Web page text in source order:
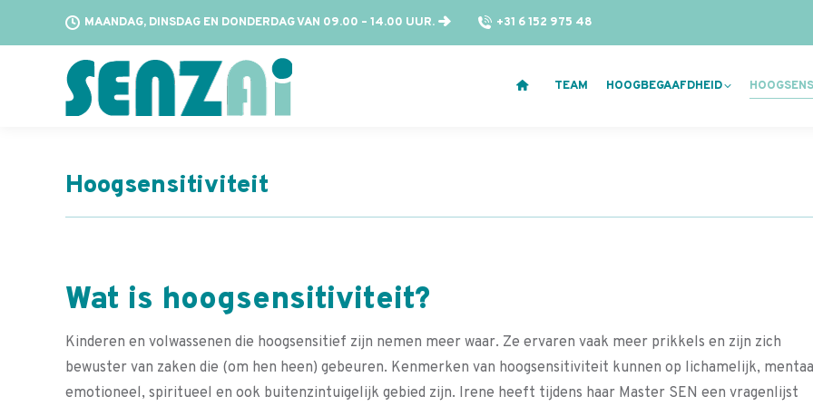
MAANDAG, DINSDAG EN DONDERDAG VAN 09.00 – 14.00 UUR. +31 6 152 975 48
TEAM HOOGBEGAAFDHEID
Hoogsensitiviteit
Wat is hoogsensitiviteit?
Kinderen en volwassenen die hoogsensitief zijn nemen meer waar. Ze ervaren vaak meer prikkels en zijn zich
bewuster van zaken die (om hen heen) gebeuren. Kenmerken van hoogsensitiviteit kunnen op lichamelijk,
emotioneel, spiritueel en ook buitenzintuigelijk gebied zijn. Irene heeft tijdens haar Master SEN een vragenlijst